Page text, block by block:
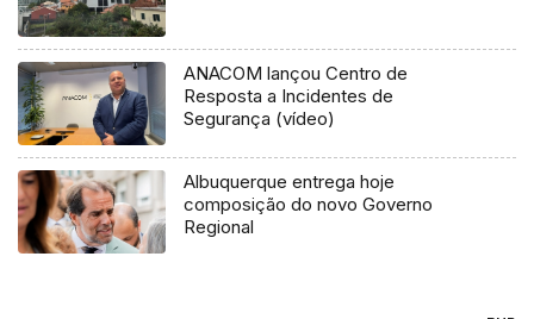
ANACOM lançou Centro de
Resposta a Incidentes de
Segurança (vídeo)
Albuquerque entrega hoje
composição do novo Governo
Regional